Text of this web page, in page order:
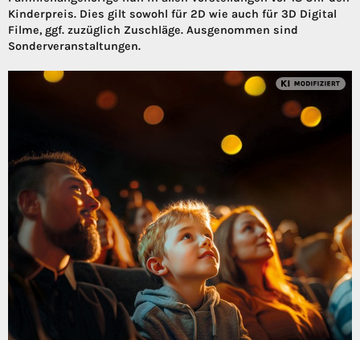
Kinderpreis. Dies gilt sowohl für 2D wie auch für 3D Digital
Filme, ggf. zuzüglich Zuschläge. Ausgenommen sind
Sonderveranstaltungen.